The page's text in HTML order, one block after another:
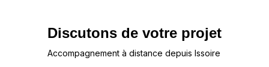
Discutons de votre projet
Accompagnement à distance depuis Issoire